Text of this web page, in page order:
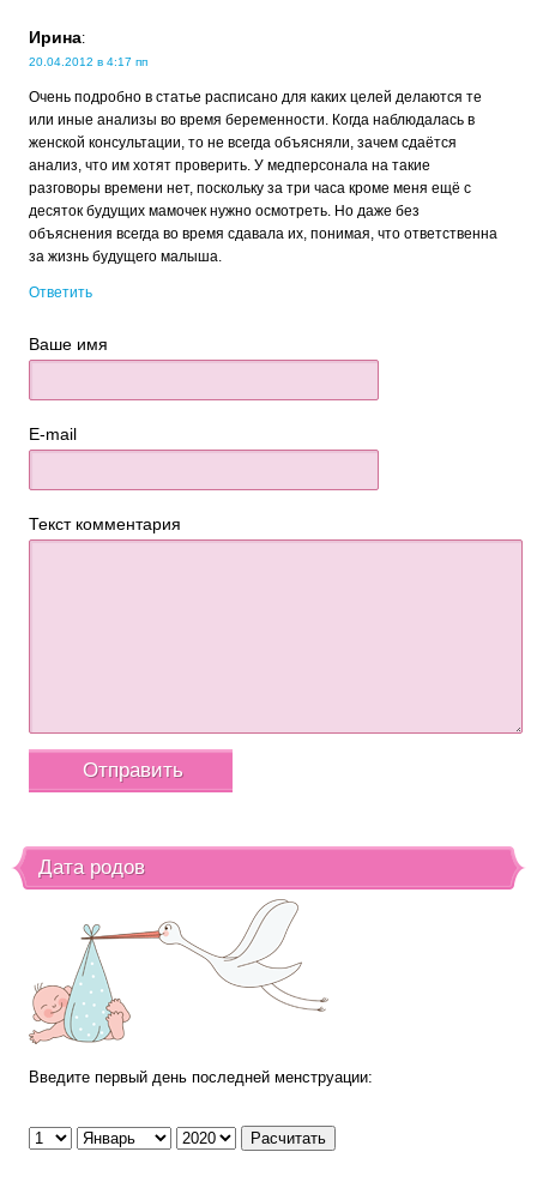
Ирина:
20.04.2012 в 4:17 пп
Очень подробно в статье расписано для каких целей делаются те
или иные анализы во время беременности. Когда наблюдалась в
женской консультации, то не всегда объясняли, зачем сдаётся
анализ, что им хотят проверить. У медперсонала на такие
разговоры времени нет, поскольку за три часа кроме меня ещё с
десяток будущих мамочек нужно осмотреть. Но даже без
объяснения всегда во время сдавала их, понимая, что ответственна
за жизнь будущего малыша.
Ответить
Ваше имя
E-mail
Текст комментария
Дата родов
Введите первый день последней менструации: